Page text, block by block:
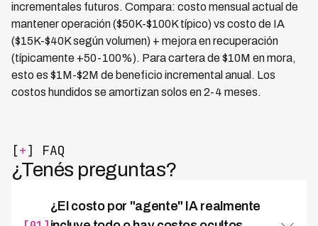
incrementales futuros. Compara: costo mensual actual de
mantener operación ($50K-$100K típico) vs costo de IA
($15K-$40K según volumen) + mejora en recuperación
(típicamente +50-100%). Para cartera de $10M en mora,
esto es $1M-$2M de beneficio incremental anual. Los
costos hundidos se amortizan solos en 2-4 meses.
[+] FAQ
¿Tenés preguntas?
¿El costo por "agente" IA realmente